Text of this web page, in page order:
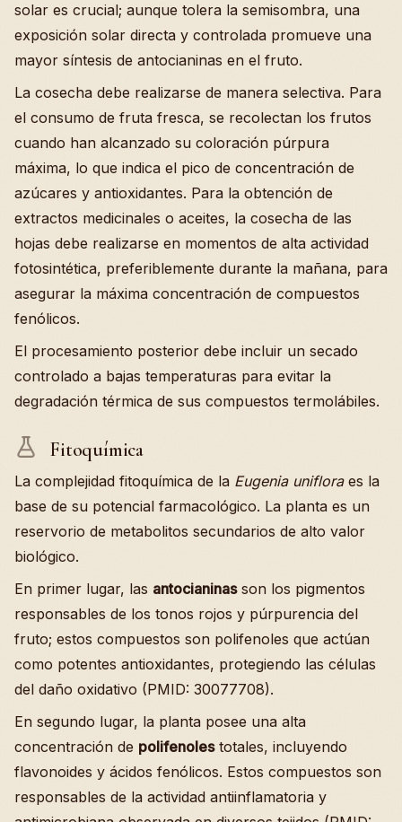
solar es crucial; aunque tolera la semisombra, una
exposición solar directa y controlada promueve una
mayor síntesis de antocianinas en el fruto.
La cosecha debe realizarse de manera selectiva. Para
el consumo de fruta fresca, se recolectan los frutos
cuando han alcanzado su coloración púrpura
máxima, lo que indica el pico de concentración de
azúcares y antioxidantes. Para la obtención de
extractos medicinales o aceites, la cosecha de las
hojas debe realizarse en momentos de alta actividad
fotosintética, preferiblemente durante la mañana, para
asegurar la máxima concentración de compuestos
fenólicos.
El procesamiento posterior debe incluir un secado
controlado a bajas temperaturas para evitar la
degradación térmica de sus compuestos termolábiles.
Fitoquímica
La complejidad fitoquímica de la Eugenia unifloraes la
base de su potencial farmacológico. La planta es un
reservorio de metabolitos secundarios de alto valor
biológico.
En primer lugar, las antocianinasson los pigmentos
responsables de los tonos rojos y púrpurencia del
fruto; estos compuestos son polifenoles que actúan
como potentes antioxidantes, protegiendo las células
del daño oxidativo (PMID: 30077708).
En segundo lugar, la planta posee una alta
concentración de polifenolestotales, incluyendo
flavonoides y ácidos fenólicos. Estos compuestos son
responsables de la actividad antiinflamatoria y